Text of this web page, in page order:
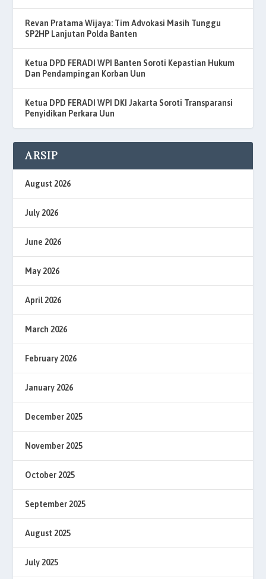
Revan Pratama Wijaya: Tim Advokasi Masih Tunggu
SP2HP Lanjutan Polda Banten
Ketua DPD FERADI WPI Banten Soroti Kepastian Hukum
Dan Pendampingan Korban Uun
Ketua DPD FERADI WPI DKI Jakarta Soroti Transparansi
Penyidikan Perkara Uun
ARSIP
August 2026
July 2026
June 2026
May 2026
April 2026
March 2026
February 2026
January 2026
December 2025
November 2025
October 2025
September 2025
August 2025
July 2025